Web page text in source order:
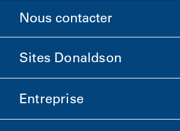
Nous contacter
Sites Donaldson
Donaldson Sciences de la vie
Entreprise